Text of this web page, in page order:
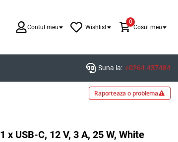
Contul meu Wishlist
0
Cosul meu
Suna la: +0264-437484
Raporteaza o problema
USB-C, 12 V, 3 A, 25 W, White